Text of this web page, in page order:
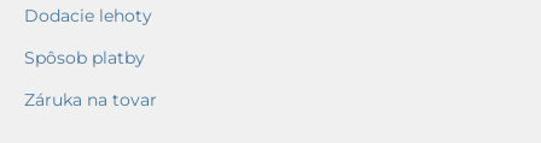
Dodacie lehoty
Spôsob platby
Záruka na tovar